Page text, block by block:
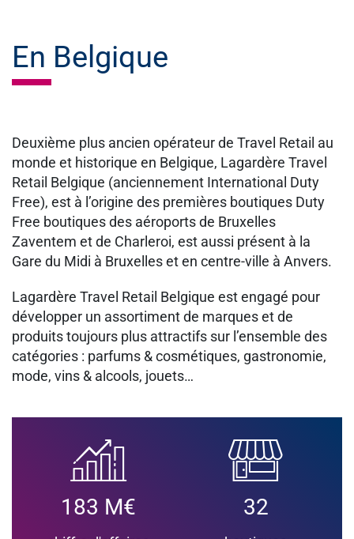
En Belgique
Deuxième plus ancien opérateur de Travel Retail au
monde et historique en Belgique, Lagardère Travel
Retail Belgique (anciennement International Duty
Free), est à l’origine des premières boutiques Duty
Free boutiques des aéroports de Bruxelles
Zaventem et de Charleroi, est aussi présent à la
Gare du Midi à Bruxelles et en centre-ville à Anvers.
Lagardère Travel Retail Belgique est engagé pour
développer un assortiment de marques et de
produits toujours plus attractifs sur l’ensemble des
catégories : parfums & cosmétiques, gastronomie,
mode, vins & alcools, jouets…
183 M€ 32